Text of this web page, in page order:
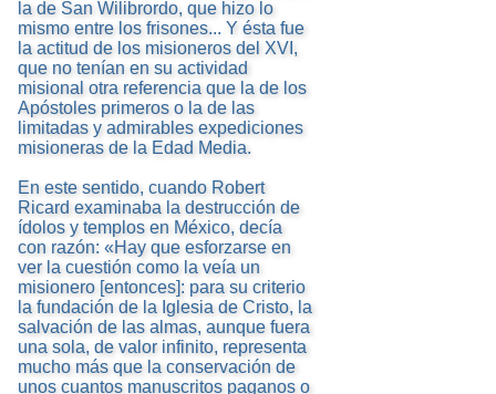
la de San Wilibrordo, que hizo lo
mismo entre los frisones... Y ésta fue
la actitud de los misioneros del XVI,
que no tenían en su actividad
misional otra referencia que la de los
Apóstoles primeros o la de las
limitadas y admirables expediciones
misioneras de la Edad Media.
En este sentido, cuando Robert
Ricard examinaba la destrucción de
ídolos y templos en México, decía
con razón: «Hay que esforzarse en
ver la cuestión como la veía un
misionero [entonces]: para su criterio
la fundación de la Iglesia de Cristo, la
salvación de las almas, aunque fuera
una sola, de valor infinito, representa
mucho más que la conservación de
unos cuantos manuscritos paganos o